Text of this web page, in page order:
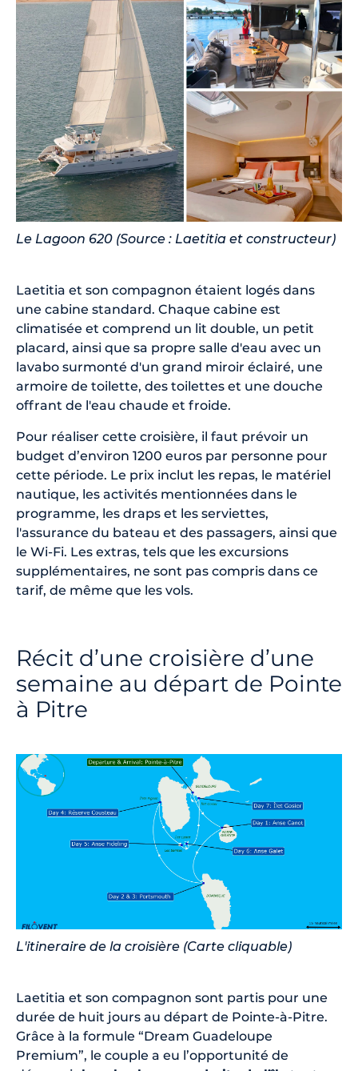
Le Lagoon 620 (Source : Laetitia et constructeur)
Laetitia et son compagnon étaient logés dans
une cabine standard. Chaque cabine est
climatisée et comprend un lit double, un petit
placard, ainsi que sa propre salle d'eau avec un
lavabo surmonté d'un grand miroir éclairé, une
armoire de toilette, des toilettes et une douche
offrant de l'eau chaude et froide.
Pour réaliser cette croisière, il faut prévoir un
budget d’environ 1200 euros par personne pour
cette période. Le prix inclut les repas, le matériel
nautique, les activités mentionnées dans le
programme, les draps et les serviettes,
l'assurance du bateau et des passagers, ainsi que
le Wi-Fi. Les extras, tels que les excursions
supplémentaires, ne sont pas compris dans ce
tarif, de même que les vols.
Récit d’une croisière d’une
semaine au départ de Pointe
à Pitre
L'itineraire de la croisière (Carte cliquable)
Laetitia et son compagnon sont partis pour une
durée de huit jours au départ de Pointe-à-Pitre.
Grâce à la formule “Dream Guadeloupe
Premium”, le couple a eu l’opportunité de